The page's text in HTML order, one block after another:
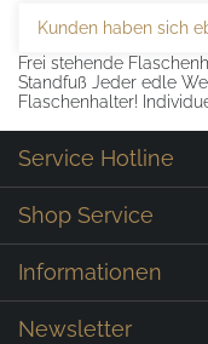
Kunden haben sich
Frei stehende
Standfuß Jeder edle
Flaschenhalter!
Service Hotline
Shop Service
Informationen
Newsletter